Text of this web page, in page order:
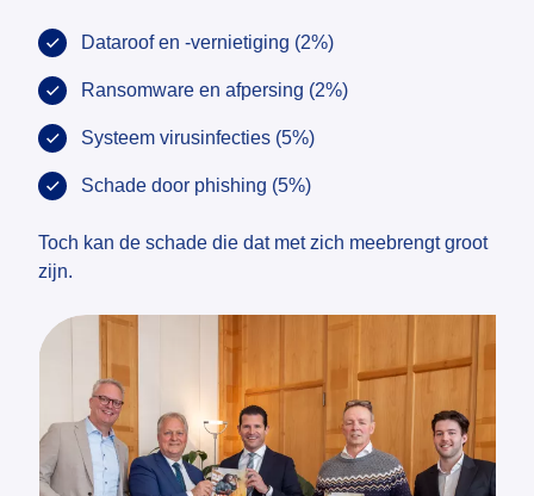
Dataroof en -vernietiging (2%)
Ransomware en afpersing (2%)
Systeem virusinfecties (5%)
Schade door phishing (5%)
Toch kan de schade die dat met zich meebrengt groot
zijn.